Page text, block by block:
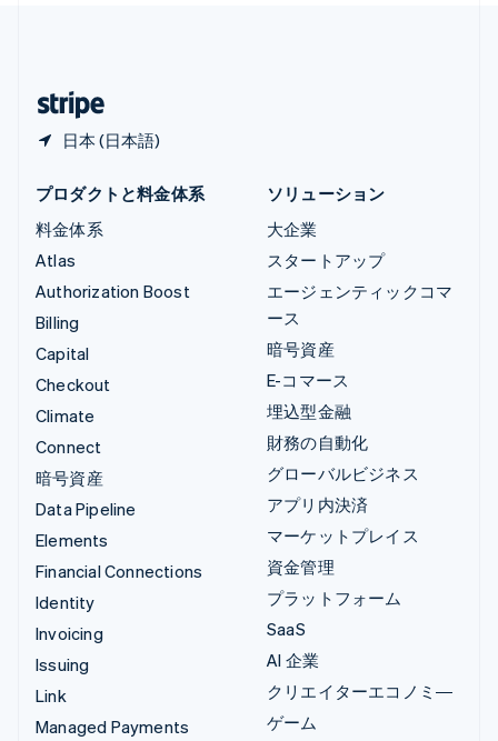
日本 (日本語)
プロダクトと料金体系
料金体系
Atlas
Authorization Boost
Billing
Capital
Checkout
Climate
Connect
暗号資産
Data Pipeline
Elements
Financial Connections
Identity
Invoicing
Issuing
Link
Managed Payments
ソリューション
大企業
スタートアップ
エージェンティックコマ
ース
暗号資産
E-コマース
埋込型金融
財務の自動化
グローバルビジネス
アプリ内決済
マーケットプレイス
資金管理
プラットフォーム
SaaS
AI 企業
クリエイターエコノミ―
ゲーム